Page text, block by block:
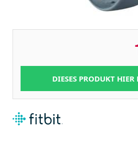
DIESES PRODUKT HIER